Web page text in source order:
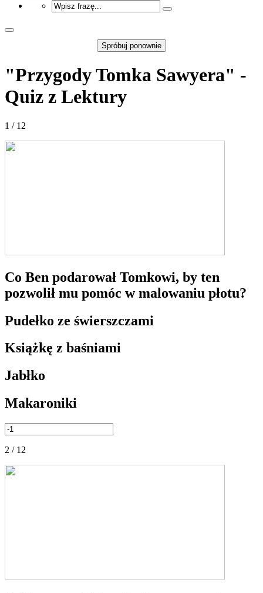
Spróbuj ponownie
"Przygody Tomka Sawyera" -
Quiz z Lektury
1 / 12
Co Ben podarował Tomkowi, by ten
pozwolił mu pomóc w malowaniu płotu?
Pudełko ze świerszczami
Książkę z baśniami
Jabłko
Makaroniki
2 / 12